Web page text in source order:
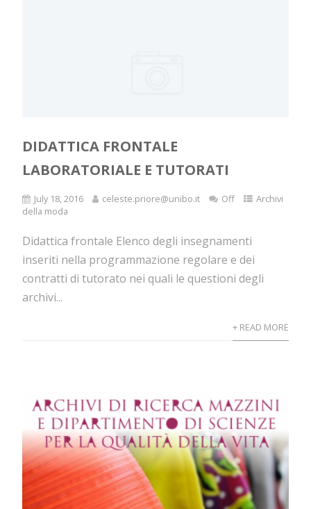
DIDATTICA FRONTALE
LABORATORIALE E TUTORATI
July 18, 2016 celeste.priore@unibo.it Off
Archivi
della moda
Didattica frontale Elenco degli insegnamenti
inseriti nella programmazione regolare e dei
contratti di tutorato nei quali le questioni degli
archivi...
+ READ MORE